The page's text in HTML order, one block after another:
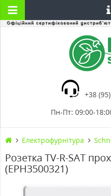
+38
Пн-Пт: 09:00-
Електрофурнітура
Розетка TV-R-SAT
(EPH3500321)